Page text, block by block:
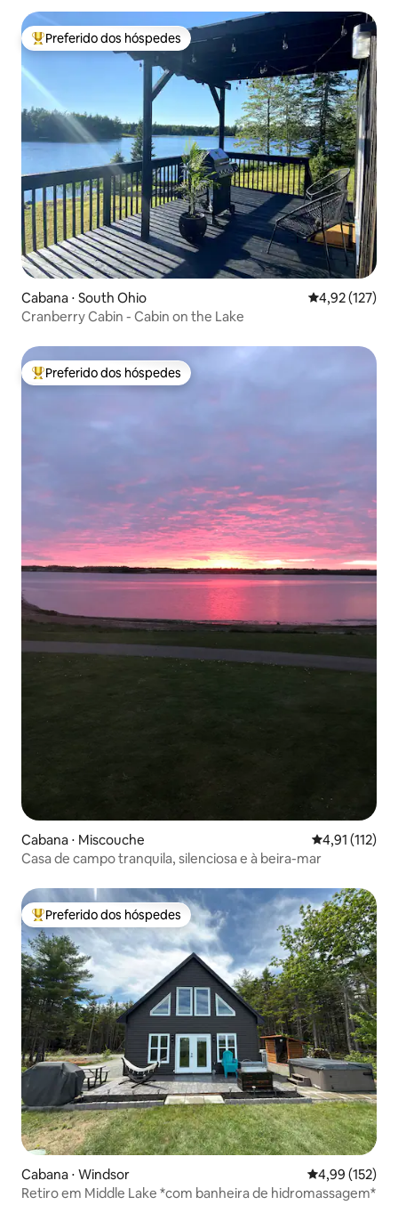
Entre os melhores preferidos dos hóspedes
Preferido dos hóspedes
Cabana ⋅ South Ohio 4,92 de uma
4,92 (127)
Cranberry Cabin - Cabin on the Lake
Entre os melhores preferidos dos hóspedes
Preferido dos hóspedes
Cabana ⋅ Miscouche 4,91 de uma
4,91 (112)
Casa de campo tranquila, silenciosa e à beira-mar
Entre os melhores preferidos dos hóspedes
Preferido dos hóspedes
Cabana ⋅ Windsor 4,99 de uma
4,99 (152)
Retiro em Middle Lake *com banheira de hidromassagem*